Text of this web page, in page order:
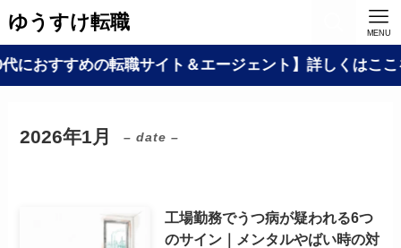
ゆうすけ転職 MENU
おすすめの転職サイト＆エージェント】詳しくはここを
2026年1月 – date –
工場勤務でうつ病が疑われる6つ
のサイン｜メンタルやばい時の対